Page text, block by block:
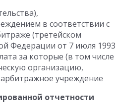
в соответствии с
(третейском
Федерации от 7 июля 1993
за которые (в том числе
организацию,
учреждение
отчетности